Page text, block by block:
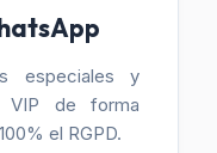
especiales y
VIP de forma
el RGPD.